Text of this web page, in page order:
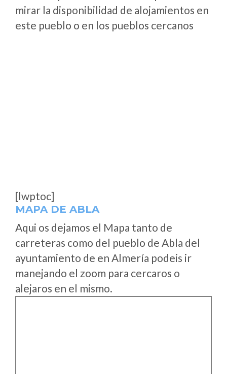
mirar la disponibilidad de alojamientos en
este pueblo o en los pueblos cercanos
[lwptoc]
MAPA DE ABLA
Aqui os dejamos el Mapa tanto de
carreteras como del pueblo de Abla del
ayuntamiento de en Almería podeis ir
manejando el zoom para cercaros o
alejaros en el mismo.